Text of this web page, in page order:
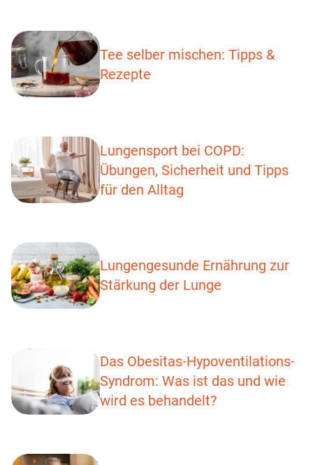
Tee selber mischen: Tipps &
Rezepte
Lungensport bei COPD:
Übungen, Sicherheit und Tipps
für den Alltag
Lungengesunde Ernährung zur
Stärkung der Lunge
Das Obesitas-Hypoventilations-
Syndrom: Was ist das und wie
wird es behandelt?